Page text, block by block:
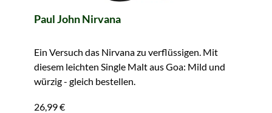
Paul John Nirvana
Ein Versuch das Nirvana zu verflüssigen. Mit
diesem leichten Single Malt aus Goa: Mild und
würzig - gleich bestellen.
26,99 €